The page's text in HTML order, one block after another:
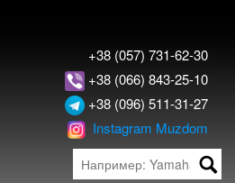
+38 (057) 731-62-30
+38 (066) 843-25-10
+38 (096) 511-31-27
Instagram Muzdom